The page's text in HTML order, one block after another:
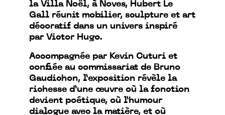
la Villa Noël, à Noves, Hubert Le
Gall réunit mobilier, sculpture et art
décoratif dans un univers inspiré
par Victor Hugo.
Accompagnée par Kevin Cuturi et
confiée au commissariat de Bruno
Gaudichon, l’exposition révèle la
richesse d’une œuvre où la fonction
devient poétique, où l’humour
dialogue avec la matière, et où